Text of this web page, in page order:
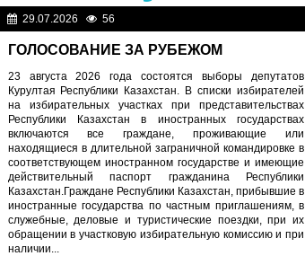
29.07.2026 56
ГОЛОСОВАНИЕ ЗА РУБЕЖОМ
23 августа 2026 года состоятся выборы депутатов
Курултая Республики Казахстан. В списки избирателей
на избирательных участках при представительствах
Республики Казахстан в иностранных государствах
включаются все граждане, проживающие или
находящиеся в длительной заграничной командировке в
соответствующем иностранном государстве и имеющие
действительный паспорт гражданина Республики
Казахстан.Граждане Республики Казахстан, прибывшие в
иностранные государства по частным приглашениям, в
служебные, деловые и туристические поездки, при их
обращении в участковую избирательную комиссию и при
наличии...